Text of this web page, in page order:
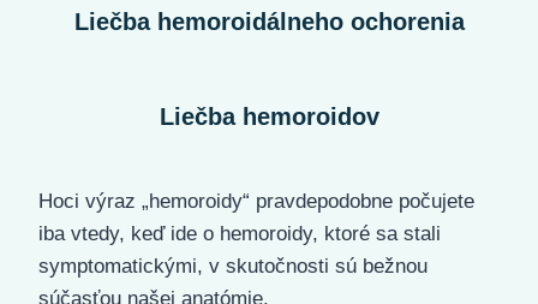
Liečba hemoroidálneho ochorenia
Liečba hemoroidov
Hoci výraz „hemoroidy“ pravdepodobne počujete
iba vtedy, keď ide o hemoroidy, ktoré sa stali
symptomatickými, v skutočnosti sú bežnou
súčasťou našej anatómie.